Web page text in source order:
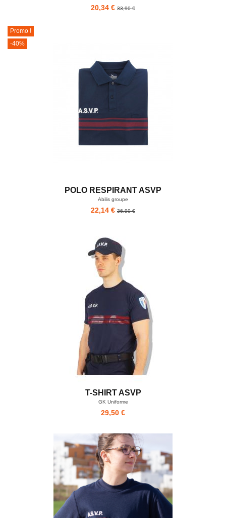
20,34 € 33,90 €
Promo !
-40%
POLO RESPIRANT ASVP
Abilis groupe
22,14 € 36,90 €
T-SHIRT ASVP
GK Uniforme
29,50 €